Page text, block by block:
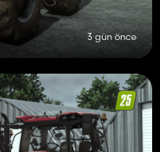
3 gün önce